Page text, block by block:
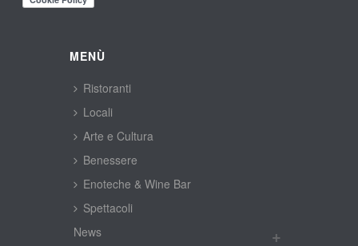
MENÙ
Ristoranti
Locali
Arte e Cultura
Benessere
Enoteche & Wine Bar
Spettacoli
New